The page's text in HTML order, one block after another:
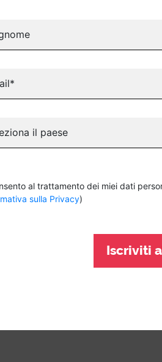
il paese
al trattamento dei miei dati
sulla Privacy)
Iscriviti